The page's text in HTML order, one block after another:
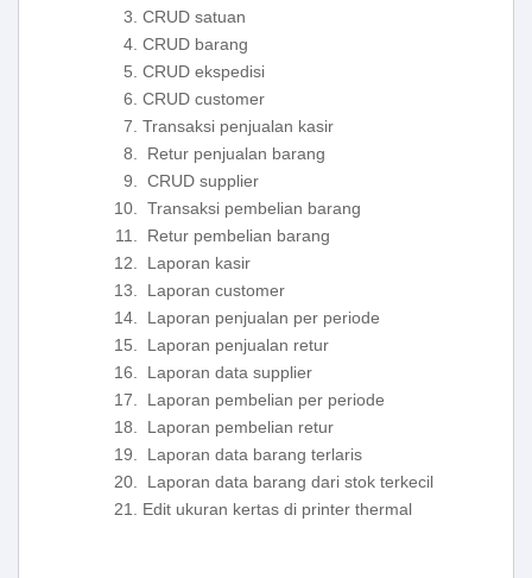
CRUD satuan
CRUD barang
CRUD ekspedisi
CRUD customer
Transaksi penjualan kasir
Retur penjualan barang
CRUD supplier
Transaksi pembelian barang
Retur pembelian barang
Laporan kasir
Laporan customer
Laporan penjualan per periode
Laporan penjualan retur
Laporan data supplier
Laporan pembelian per periode
Laporan pembelian retur
Laporan data barang terlaris
Laporan data barang dari stok terkecil
Edit ukuran kertas di printer thermal